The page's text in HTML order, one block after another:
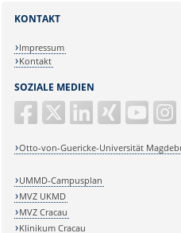
SOZIALE MEDIEN
Otto-von-Guericke-Universität
KONTAKT
Impressum
Kontakt
UMMD-Campusplan
MVZ UKMD
MVZ Cracau
Klinikum Cracau